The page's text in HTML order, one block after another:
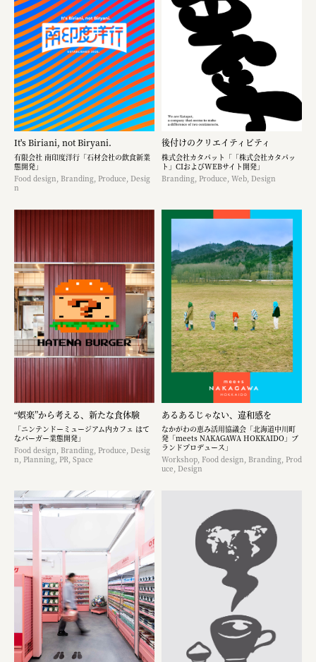
It's Biriani, not Biryani.
有限会社 南印度洋行「石材会社の飲食新業
態開発」
Food design, Branding, Produce, Desig
n
後付けのクリエイティビティ
株式会社カタパット「「株式会社カタパッ
ト」CIおよびWEBサイト開発」
Branding, Produce, Web, Design
“娯楽”から考える、新たな食体験
「ニンテンドーミュージアム内カフェ はて
なバーガー業態開発」
Food design, Branding, Produce, Desig
n, Planning, PR, Space
あるあるじゃない、違和感を
なかがわの恵み活用協議会「北海道中川町
発「meets NAKAGAWA HOKKAIDO」ブ
ランドプロデュース」
Workshop, Food design, Branding, Prod
uce, Design